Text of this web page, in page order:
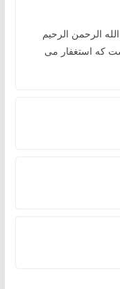
بسم الله الرحمن الرحیم
استغفار می